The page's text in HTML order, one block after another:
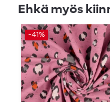
Ehkä myös
-41%